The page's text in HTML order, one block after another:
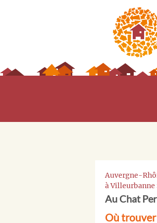
Auvergne-
à Villeurbanne
Au Chat
Où